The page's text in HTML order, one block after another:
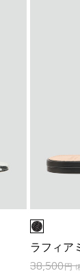
ラフィア
38,500円(